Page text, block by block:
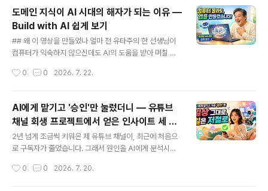
피 쓸 거 제대로 실측해보기로 했다. 시작 잔액은 $25.08,
Monthly Spend Limit은 $20으로 걸어뒀다. "설마 이
걸 넘기겠어" 싶었다.첫날 저녁, 한도 118% 초과착각이었
다. 첫날 저녁, 슬라이드 컴포넌트 몇 개를 고치는 사이 Mo
nthly Spend Limit을 118% 초과했다는 메시지가 떴다.
다그때부터 이상..
도메인 지식이 AI 시대의 해자가 되는 이유 —
Build with AI 쉽게 보기
## 왜 이 영상을 만들었나 얼마 전 유타주의 한 선생님이
컴퓨터가 익숙하지 않으신데도 AI의 도움을 받아 며칠 만
든 건 자신의 인생 이야기를 말로 들려주면 녹음해서 글로
평생 쌓아온 경험 자체가 이미 충분한 재료였기 때문입니
다. 이 경험을 바탕으로, 시애틀의 송재희님이 정리하신 무
료 가이드 "Build with AI"를 쉽게 풀어 소개하는 영상을
만들었습니다. 대상은 개발자가 아니라, 자기 분야의 경험
다. https://youtu.be/T9BCpJ_ffzQ ## Build with ..
0 0 2026. 7. 22.
AI에게 맡기고 '승인'만 눌렀더니 — 유튜브
채널 회생 프로젝트에서 얻은 인사이트 세 가
지
2년 넘게 조금씩 키워온 제 유튜브 채널이, 최근에 처음으
로 구독자가 줄었습니다. 그래서 원인을 AI에게 분석시켜
시작합니다. https://youtu.be/uvR--_klsMg## 언어
0 0 2026. 7. 20.